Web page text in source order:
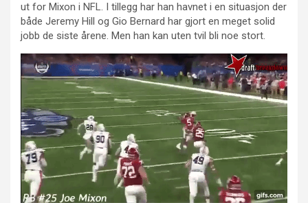
ut for Mixon i NFL. I tillegg har han havnet i en situasjon der
både Jeremy Hill og Gio Bernard har gjort en meget solid
jobb de siste årene. Men han kan uten tvil bli noe stort.